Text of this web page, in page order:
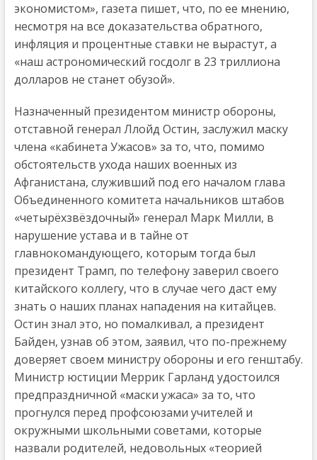
экономистом», газета пишет, что, по ее мнению,
несмотря на все доказательства обратного,
инфляция и процентные ставки не вырастут, а
«наш астрономический госдолг в 23 триллиона
долларов не станет обузой».
Назначенный президентом министр обороны,
отставной генерал Ллойд Остин, заслужил маску
члена «кабинета Ужасов» за то, что, помимо
обстоятельств ухода наших военных из
Афганистана, служивший под его началом глава
Объединенного комитета начальников штабов
«четырёхзвёздочный» генерал Марк Милли, в
нарушение устава и в тайне от
главнокомандующего, которым тогда был
президент Трамп, по телефону заверил своего
китайского коллегу, что в случае чего даст ему
знать о наших планах нападения на китайцев.
Остин знал это, но помалкивал, а президент
Байден, узнав об этом, заявил, что по-прежнему
доверяет своем министру обороны и его генштабу.
Министр юстиции Меррик Гарланд удостоился
предпраздничной «маски ужаса» за то, что
прогнулся перед профсоюзами учителей и
окружными школьными советами, которые
назвали родителей, недовольных «теорией